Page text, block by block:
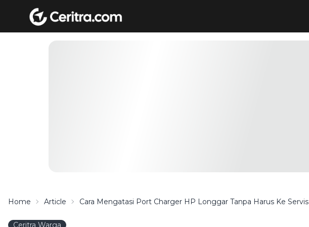
Home Article Cara Mengatasi Port Charger HP Longgar Tanpa Harus Ke Servis
Ceritra Warga